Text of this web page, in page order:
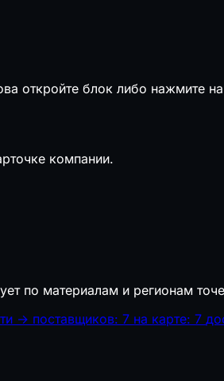
откройте блок либо нажмите
компании.
по материалам и регионам
→ поставщиков: 7 на карте: 7